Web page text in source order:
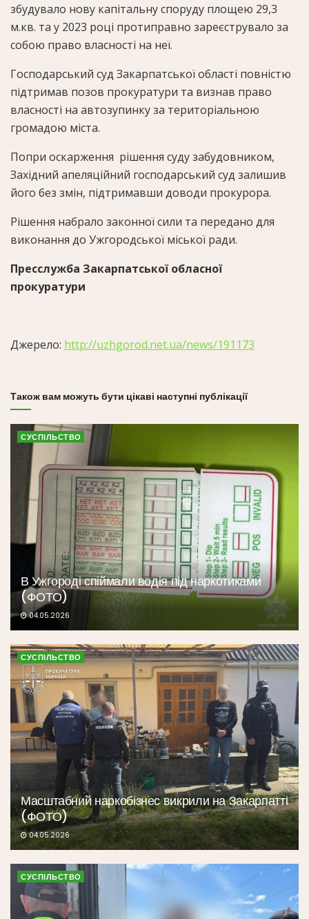
збудувало нову капітальну споруду площею 29,3
м.кв. та у 2023 році протиправно зареєструвало за
собою право власності на неї.
Господарський суд Закарпатської області повністю
підтримав позов прокуратури та визнав право
власності на автозупинку за територіальною
громадою міста.
Попри оскарження рішення суду забудовником,
Західний апеляційний господарський суд залишив
його без змін, підтримавши доводи прокурора.
Рішення набрало законної сили та передано для
виконання до Ужгородської міської ради.
Пресслужба Закарпатської обласної
прокуратури
Джерело: http://uzhgorod.net.ua/news/191173
Також вам можуть бути цікаві наступні публікації
СУСПІЛЬСТВО
В Ужгороді спіймали водія під наркотиками
(ФОТО)
04.05.2026
СУСПІЛЬСТВО
Масштабний наркобізнес викрили на Закарпатті
(ФОТО)
04.05.2026
СУСПІЛЬСТВО